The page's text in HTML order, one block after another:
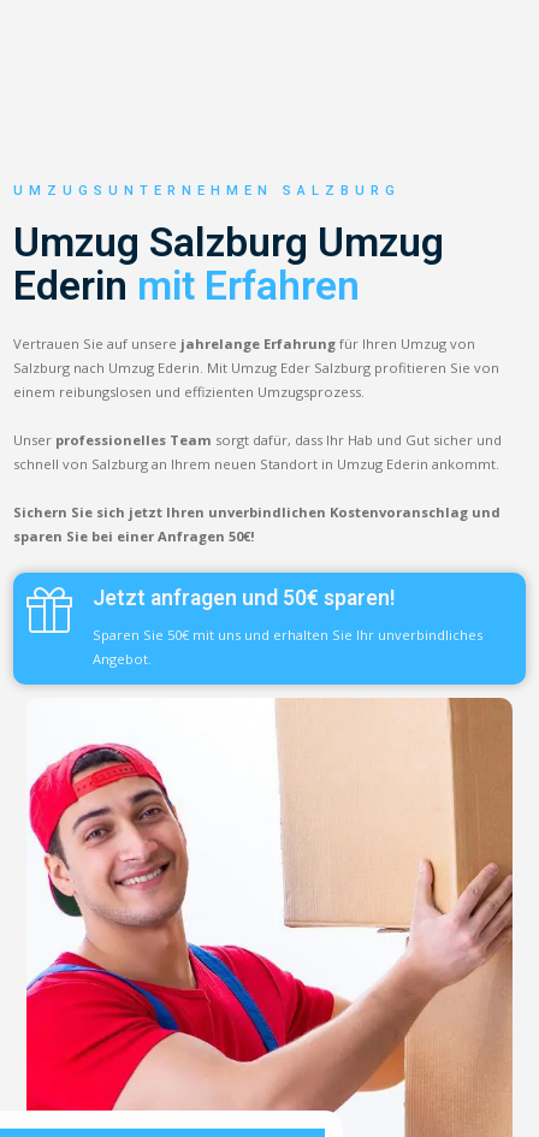
UMZUGSUNTERNEHMEN SALZBURG
Umzug Salzburg Umzug
Ederin mit Erfahren
Vertrauen Sie auf unsere jahrelange Erfahrung für Ihren Umzug von
Salzburg nach Umzug Ederin. Mit Umzug Eder Salzburg profitieren Sie von
einem reibungslosen und effizienten Umzugsprozess.
Unser professionelles Team sorgt dafür, dass Ihr Hab und Gut sicher und
schnell von Salzburg an Ihrem neuen Standort in Umzug Ederin ankommt.
Sichern Sie sich jetzt Ihren unverbindlichen Kostenvoranschlag und
sparen Sie bei einer Anfragen 50€!
Jetzt anfragen und 50€ sparen!
Sparen Sie 50€ mit uns und erhalten Sie Ihr unverbindliches
Angebot.